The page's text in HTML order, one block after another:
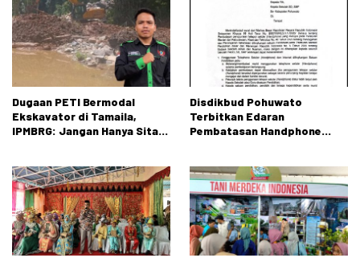
Dugaan PETI Bermodal
Ekskavator di Tamaila,
IPMBRG: Jangan Hanya Sita
Disdikbud Pohuwato
Terbitkan Edaran
Pembatasan Handphone